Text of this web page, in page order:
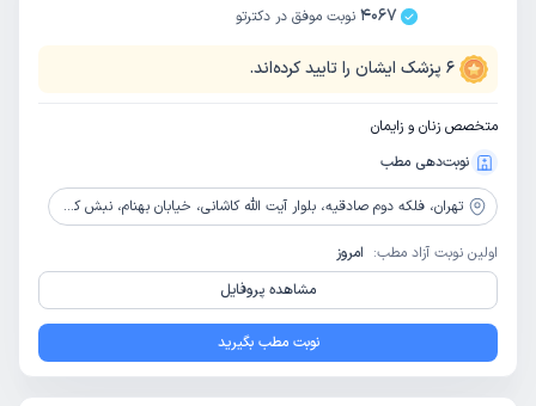
4067 نوبت موفق در دکترتو
6 پزشک ایشان را تایید کرده‌اند.
متخصص زنان و زایمان
نوبت‌دهی مطب
تهران، فلکه دوم صادقیه، بلوار آیت الله کاشانی، خیابان بهنام، نبش کوچه بهنام1، پلاک 1، طبقه 4، واحد 13
اولین نوبت آزاد مطب: امروز
مشاهده پروفایل
نوبت مطب بگیرید